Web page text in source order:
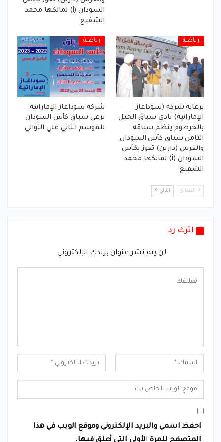
السودان (أ) لمالكها محمد
الشفيع
رياضة
برعاية شركة (سوداغاز
الإماراتية) نادي سباق الخيل
بالخرطوم ينظم سباقه
الثامن سباق كأس السودان
والفرس (دارين) تفوز بكأس
السودان (أ) لمالكها محمد
الشفيع
رياضة
شركة سوداغاز الإماراتية
ترعى سباق كأس السودان
للموسم الثاني علي التوالي
السابق التالي
اترك رد
لن يتم نشر عنوان بريدك الإلكتروني.
احفظ اسمي والبريد الإلكتروني وموقع الويب في هذا
المتصفح للمرة الأولى التي أعلق فيها.